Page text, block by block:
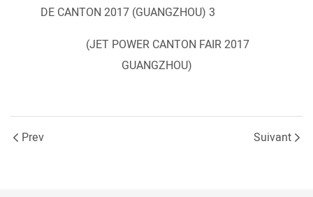
(JET POWER CANTON FAIR 2017
GUANGZHOU)
Prev Suivant